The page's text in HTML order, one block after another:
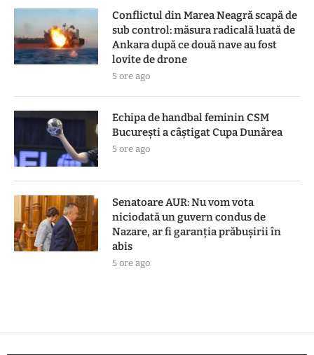
Conflictul din Marea Neagră scapă de
sub control: măsura radicală luată de
Ankara după ce două nave au fost
lovite de drone
5 ore ago
Echipa de handbal feminin CSM
Bucureşti a câştigat Cupa Dunărea
5 ore ago
Senatoare AUR: Nu vom vota
niciodată un guvern condus de
Nazare, ar fi garanția prăbușirii în
abis
5 ore ago